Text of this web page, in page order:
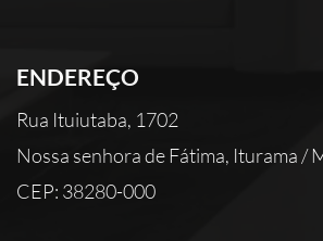
ENDEREÇO
Rua Ituiutaba, 1702
Nossa senhora de Fátima, Iturama /
CEP: 38280-000